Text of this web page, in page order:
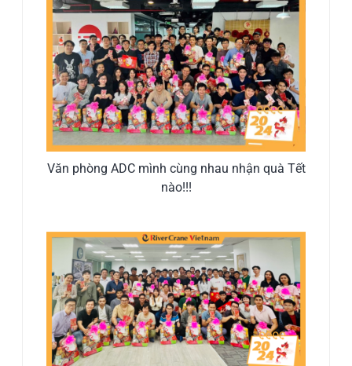
Văn phòng ADC mình cùng nhau nhận quà Tết
nào!!!